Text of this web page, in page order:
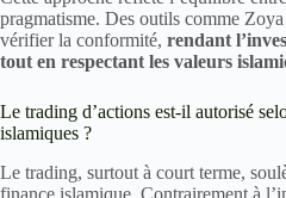
pragmatisme. Des outils comme
vérifier la conformité, rendant
tout en respectant les valeurs
Le trading d’actions est-il autorisé
islamiques ?
Le trading, surtout à court terme,
finance islamique. Contrairement à